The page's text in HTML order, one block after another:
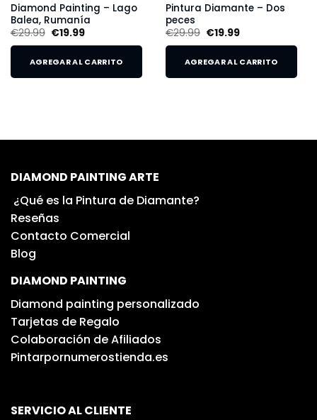
Diamond Painting – Lago
Balea, Rumanía
€29.99 €19.99
AGREGAR AL CARRITO
Pintura Diamante – Dos
peces
€29.99 €19.99
AGREGAR AL CARRITO
DIAMOND PAINTING ARTE
¿Qué es la Pintura de Diamante?
Reseñas
Contacto Comercial
Blog
DIAMOND PAINTING
Diamond painting personalizado
Tarjetas de Regalo
Colaboración de Afiliados
Pintarpornumerostienda.es
SERVICIO AL CLIENTE